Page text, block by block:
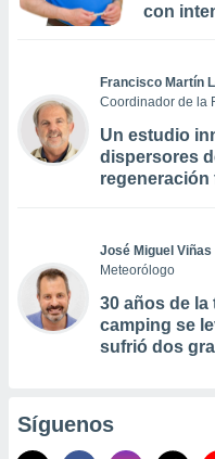
con
Francisco Martín
Coordinador de la
Un estudio
dispersores
regeneración
José Miguel Viñas
Meteorólogo
30 años de la
camping se
sufrió dos
Síguenos